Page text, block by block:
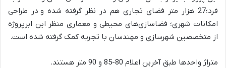
فرد؛27 هزار متر فضای تجاری هم در نظر گرفته شده و در طراحی
امکانات شهری؛ فضاسازی‌های محیطی و معماری منظر این ابرپروژه
از متخصصین شهرسازی و مهندسان با تجربه کمک گرفته شده است.
متراژ واحدها طبق آخرین اعلام 80-85 و 90 متر هستند.